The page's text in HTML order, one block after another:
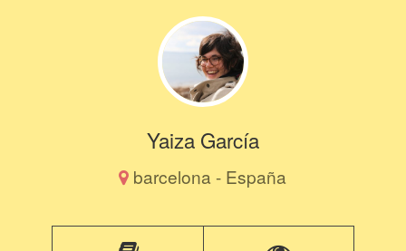
Yaiza García
barcelona - España